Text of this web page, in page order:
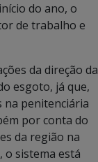
do ano, o
de trabalho e
da direção da
esgoto, já que,
na penitenciária
por conta do
da região na
sistema está